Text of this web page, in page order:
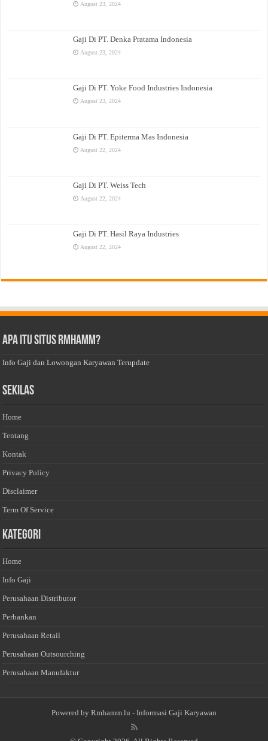
August 23, 2024
Gaji Di PT. Denka Pratama Indonesia
August 23, 2024
Gaji Di PT. Yoke Food Industries Indonesia
August 23, 2024
Gaji Di PT. Epiterma Mas Indonesia
August 22, 2024
Gaji Di PT. Weiss Tech
August 22, 2024
Gaji Di PT. Hasil Raya Industries
August 22, 2024
Apa Itu Situs Rmhamm?
Info Gaji dan Lowongan Karyawan Terupdate
Sekilas
Home
Tentang
Kontak
Privacy Policy
Disclaimer
Term Of Service
Kategori
Home
Info Gaji
Perusahaan Distributor
Perbankan
Perusahaan Retail
Perusahaan Outsourching
Perusahaan Manufaktur
Powered by Rmhamm.lu - Informasi Gaji Karyawan